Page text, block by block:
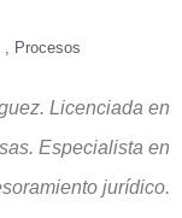
Procesos
Licenciada en
Especialista en
jurídico.